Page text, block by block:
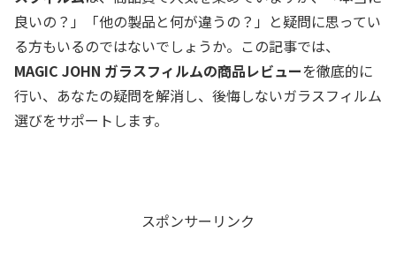
良いの？」「他の製品と何が違うの？」と疑問に思ってい
る方もいるのではないでしょうか。この記事では、
MAGIC JOHN ガラスフィルムの商品レビューを徹底的に
行い、あなたの疑問を解消し、後悔しないガラスフィルム
選びをサポートします。
スポンサーリンク